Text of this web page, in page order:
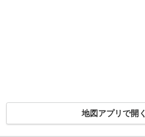
地図アプリで開く